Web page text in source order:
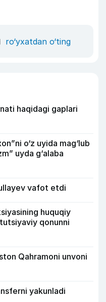
ro‘yxatdan o‘ting
haqidagi gaplari
o‘z uyida mag‘lub
uyda g‘alaba
vafot etdi
huquqiy
qonunni
Qahramoni unvoni
yakunladi